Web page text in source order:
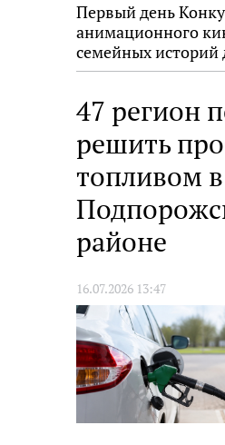
Первый день
анимационного
семейных историй
размышлений
47 регион
решить
топливом в
районе
16.07.2026 13:47